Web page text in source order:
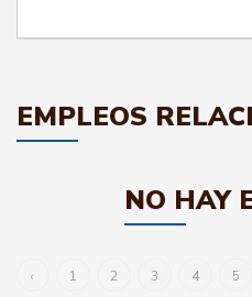
EMPLEOS
NO HAY
‹ 1 2 3 4 5